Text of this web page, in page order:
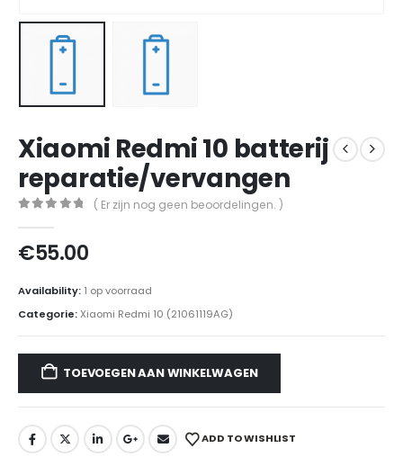
Xiaomi Redmi 10 batterij
reparatie/vervangen
( Er zijn nog geen beoordelingen. )
€55.00
Availability: 1 op voorraad
Categorie:Xiaomi Redmi 10 (21061119AG)
TOEVOEGEN AAN WINKELWAGEN
ADD TO WISHLIST